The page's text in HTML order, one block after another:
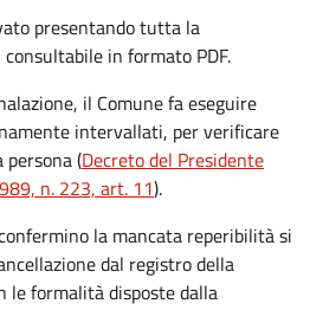
presentando tutta la
in formato PDF.
il Comune fa eseguire
intervallati, per verificare
(Decreto del Presidente
n. 223, art. 11).
la mancata reperibilità si
dal registro della
le formalità disposte dalla